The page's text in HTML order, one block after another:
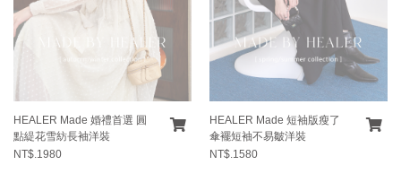
HEALER Made 婚禮首選 圓
點緹花雪紡長袖洋裝
NT$.1980
HEALER Made 短袖版瘦了
傘襬短袖不易皺洋裝
NT$.1580